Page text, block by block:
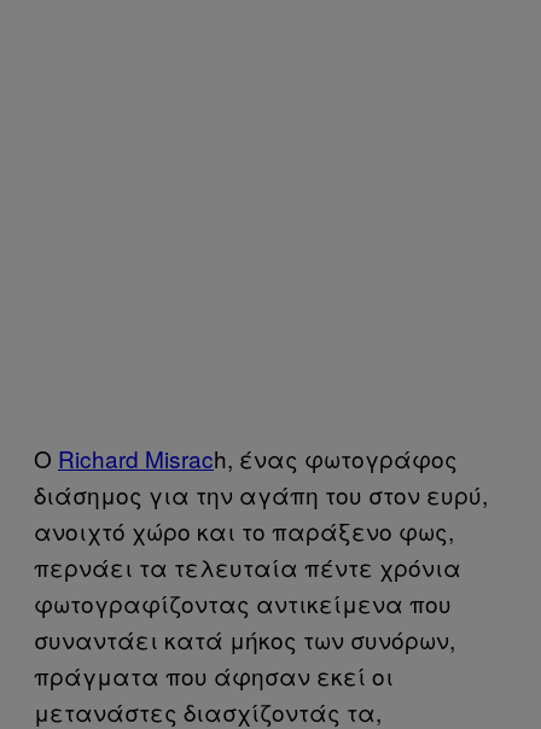
Ο ​Richard Misrach, ένας φωτογράφος
διάσημος για την αγάπη του στον ευρύ,
ανοιχτό χώρο και το παράξενο φως,
περνάει τα τελευταία πέντε χρόνια
φωτογραφίζοντας αντικείμενα που
συναντάει κατά μήκος των συνόρων,
πράγματα που άφησαν εκεί οι
μετανάστες διασχίζοντάς τα,